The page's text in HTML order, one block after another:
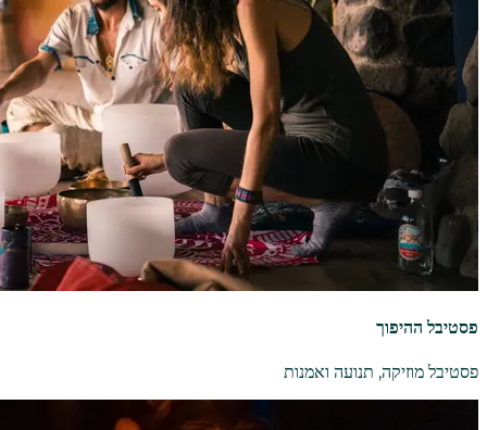
פסטיבל ההיפוך
פסטיבל מוזיקה, תנועה ואמנות